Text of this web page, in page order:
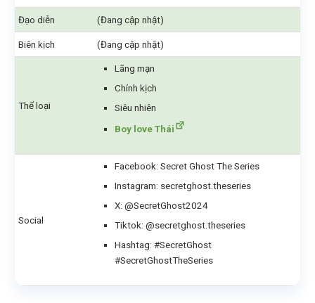
Đạo diễn (Đang cập nhật)
Biên kịch (Đang cập nhật)
Thể loại
Lãng mạn
Chính kịch
Siêu nhiên
Boy love Thái
Social
Facebook: Secret Ghost The Series
Instagram: secretghost.theseries
X: @SecretGhost2024
Tiktok: @secretghost.theseries
Hashtag: #SecretGhost
#SecretGhostTheSeries